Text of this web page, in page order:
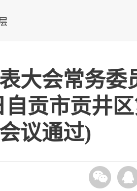
大会常务委
自贡市贡井
议通过)